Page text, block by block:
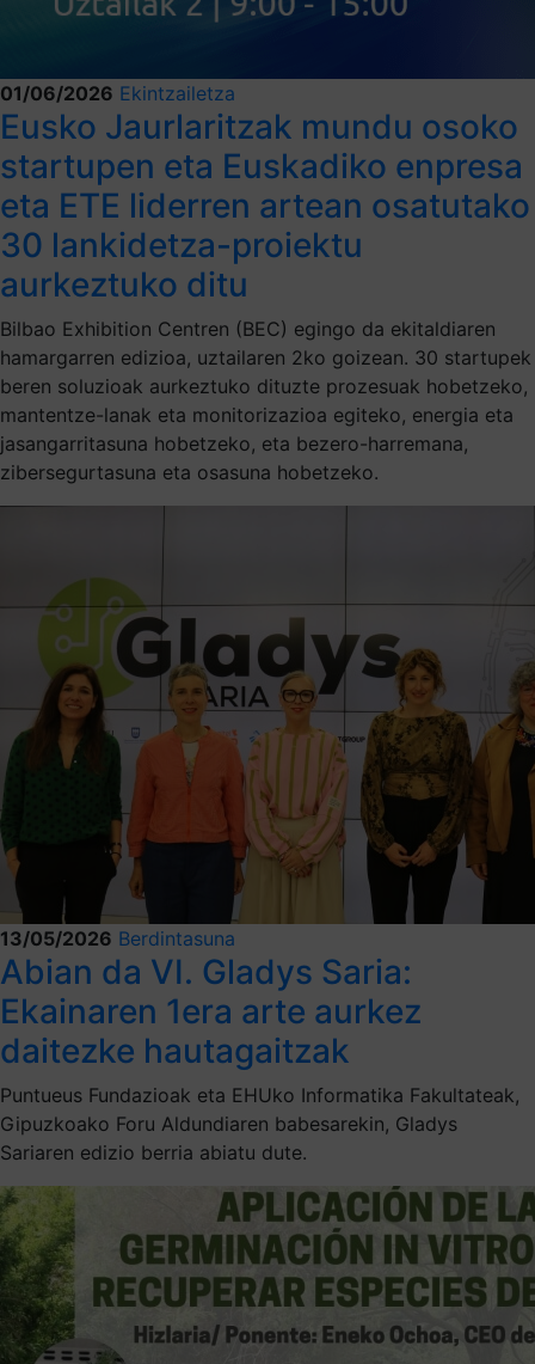
01/06/2026 Ekintzailetza
Eusko Jaurlaritzak mundu osoko
startupen eta Euskadiko enpresa
eta ETE liderren artean osatutako
30 lankidetza-proiektu
aurkeztuko ditu
Bilbao Exhibition Centren (BEC) egingo da ekitaldiaren
hamargarren edizioa, uztailaren 2ko goizean. 30 startupek
beren soluzioak aurkeztuko dituzte prozesuak hobetzeko,
mantentze-lanak eta monitorizazioa egiteko, energia eta
jasangarritasuna hobetzeko, eta bezero-harremana,
zibersegurtasuna eta osasuna hobetzeko.
13/05/2026 Berdintasuna
Abian da VI. Gladys Saria:
Ekainaren 1era arte aurkez
daitezke hautagaitzak
Puntueus Fundazioak eta EHUko Informatika Fakultateak,
Gipuzkoako Foru Aldundiaren babesarekin, Gladys
Sariaren edizio berria abiatu dute.